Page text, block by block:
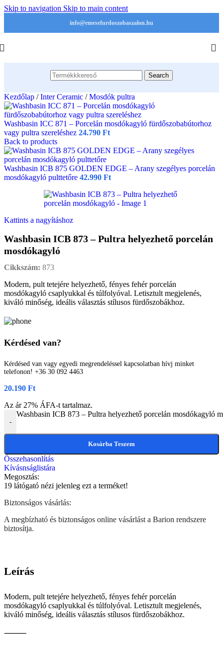
Skip to navigation Skip to main content
info@emesefurdoszobaszalon.hu
Search
Kezdőlap / Inter Ceramic / Mosdók pultra
Washbasin ICC 871 – Porcelán mosdókagyló fürdőszobabútorhoz
vagy pultra szereléshez 24.790 Ft
Back to products
Washbasin ICB 875 GOLDEN EDGE – Arany szegélyes porcelán
mosdókagyló pulttetőre 42.990 Ft
Kattints a nagyításhoz
Washbasin ICB 873 – Pultra helyezhető porcelán
mosdókagyló
Cikkszám: 873
Modern, pult tetejére helyezhető, fényes fehér porcelán
mosdókagyló csaplyukkal és túlfolyóval. Letisztult megjelenés,
kiváló minőség, ideális választás stílusos fürdőszobákhoz.
Kérdésed van?
Kérdésed van vagy egyedi megrendeléssel kapcsolatban hívj minket
telefonon! +36 30 092 4463
20.190 Ft
Az ár 27% ÁFA-t tartalmaz.
-
Washbasin ICB 873 – Pultra helyezhető porcelán mosdókagyló
Kosárba Teszem
Összehasonlítás
Kívásnságlistára
Megosztás:
19 látógató nézi jelenleg ezt a terméket!
Biztonságos vásárlás:
A megbízható és biztonságos online vásárlást a Barion rendszere
biztosítja.
Leírás
Modern, pult tetejére helyezhető, fényes fehér porcelán
mosdókagyló csaplyukkal és túlfolyóval. Letisztult megjelenés,
kiváló minőség, ideális választás stílusos fürdőszobákhoz.
⸻